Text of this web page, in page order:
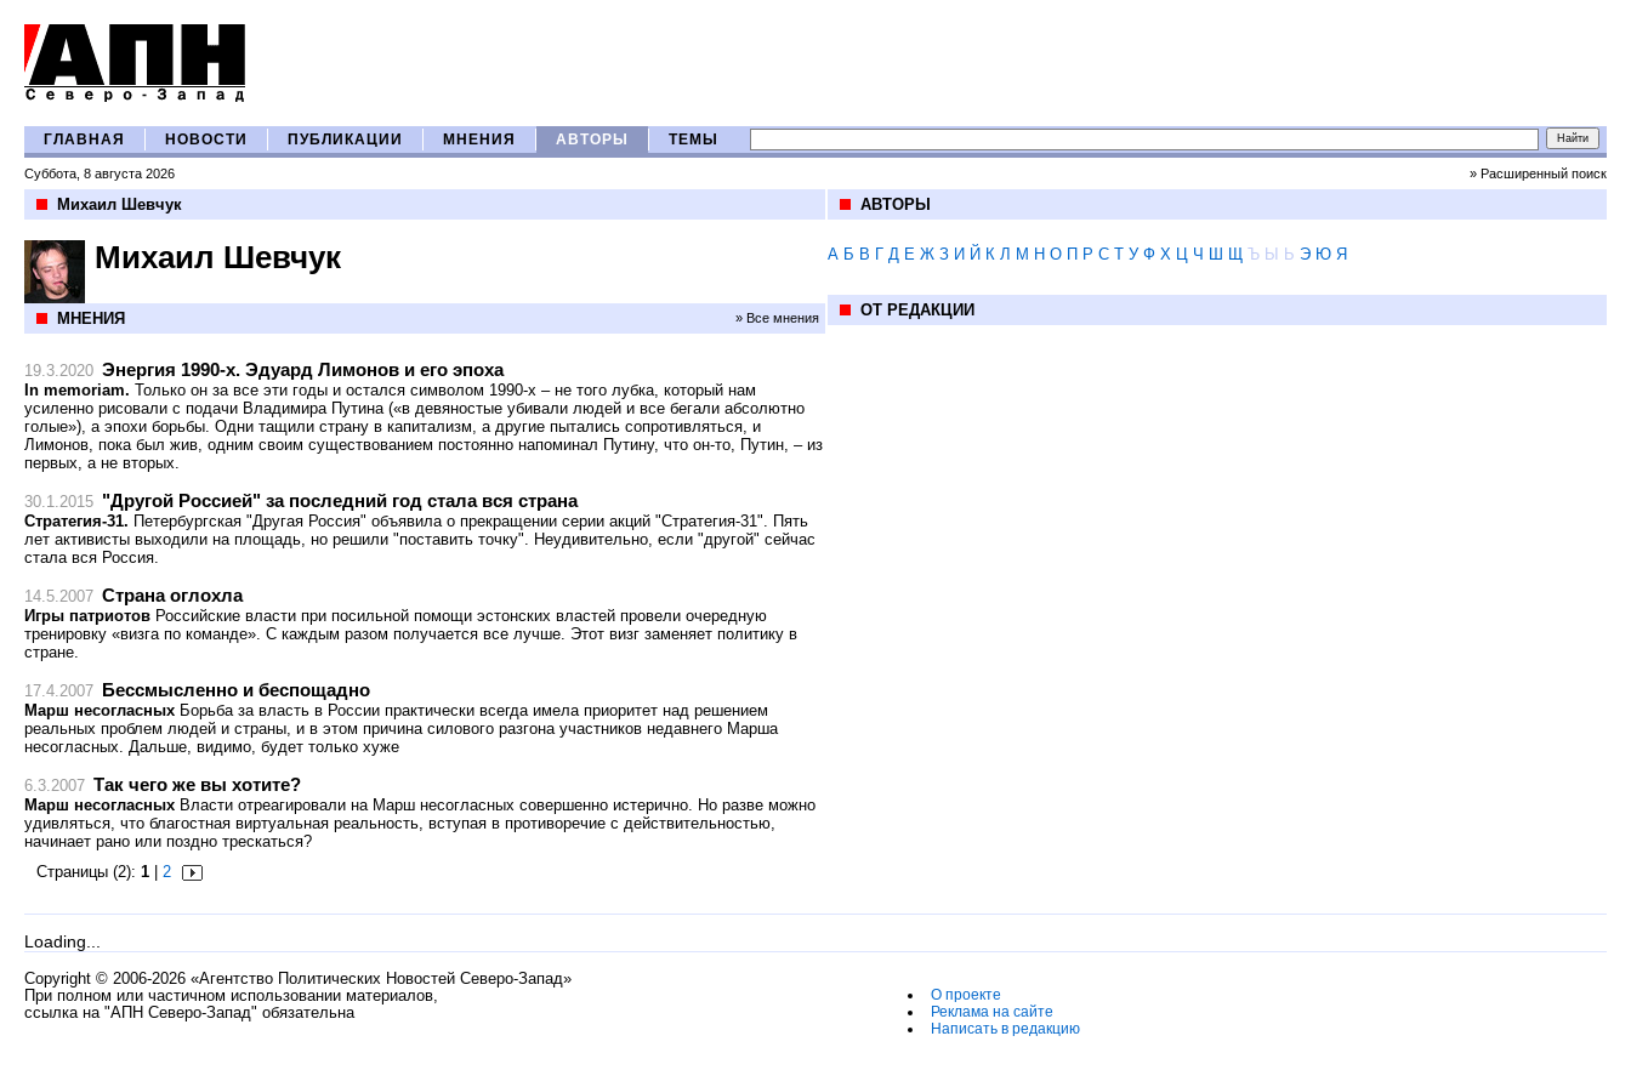
ГЛАВНАЯ НОВОСТИ ПУБЛИКАЦИИ МНЕНИЯ АВТОРЫ ТЕМЫ
Суббота, 8 августа 2026 » Расширенный поиск
Михаил Шевчук
Михаил Шевчук
МНЕНИЯ » Все мнения
19.3.2020 Энергия 1990-х. Эдуард Лимонов и его эпоха
In memoriam. Только он за все эти годы и остался символом 1990-х – не того лубка, который нам
усиленно рисовали с подачи Владимира Путина («в девяностые убивали людей и все бегали абсолютно
голые»), а эпохи борьбы. Одни тащили страну в капитализм, а другие пытались сопротивляться, и
Лимонов, пока был жив, одним своим существованием постоянно напоминал Путину, что он-то, Путин, – из
первых, а не вторых.
30.1.2015 "Другой Россией" за последний год стала вся страна
Стратегия-31. Петербургская "Другая Россия" объявила о прекращении серии акций "Стратегия-31". Пять
лет активисты выходили на площадь, но решили "поставить точку". Неудивительно, если "другой" сейчас
стала вся Россия.
14.5.2007 Страна оглохла
Игры патриотов Российские власти при посильной помощи эстонских властей провели очередную
тренировку «визга по команде». С каждым разом получается все лучше. Этот визг заменяет политику в
стране.
17.4.2007 Бессмысленно и беспощадно
Марш несогласных Борьба за власть в России практически всегда имела приоритет над решением
реальных проблем людей и страны, и в этом причина силового разгона участников недавнего Марша
несогласных. Дальше, видимо, будет только хуже
6.3.2007 Так чего же вы хотите?
Марш несогласных Власти отреагировали на Марш несогласных совершенно истерично. Но разве можно
удивляться, что благостная виртуальная реальность, вступая в противоречие с действительностью,
начинает рано или поздно трескаться?
Страницы (2): 1 2
АВТОРЫ
А Б В Г Д Е Ж З И Й К Л М Н О П Р С Т У Ф Х Ц Ч Ш Щ Ъ Ы Ь Э Ю Я
ОТ РЕДАКЦИИ
Loading...
Copyright © 2006-2026 «Агентство Политических Новостей Северо-Запад»
При полном или частичном использовании материалов,
ссылка на "АПН Северо-Запад" обязательна
О проекте
Реклама на сайте
Написать в редакцию